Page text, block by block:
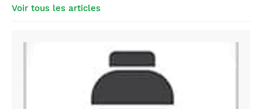
Voir tous les articles